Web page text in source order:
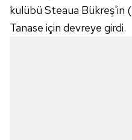
kulübü Steaua Bükreş'in (
Tanase için devreye girdi.